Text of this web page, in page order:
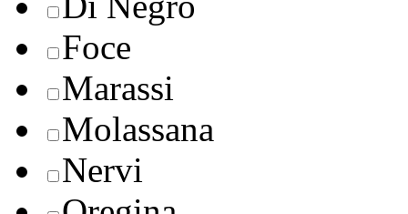
Foce
Marassi
Molassana
Nervi